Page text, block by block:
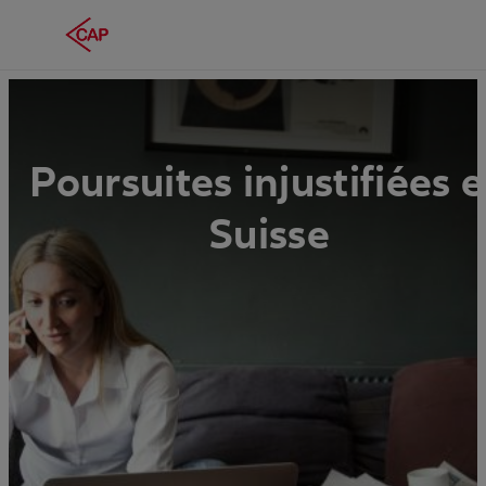
Poursuites injustifiées
Suisse